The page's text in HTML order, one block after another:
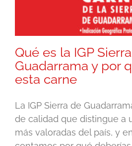
Qué es la IGP
Guadarrama y por
esta carne
La IGP Sierra de
de calidad que distingue a
más valoradas del país, y